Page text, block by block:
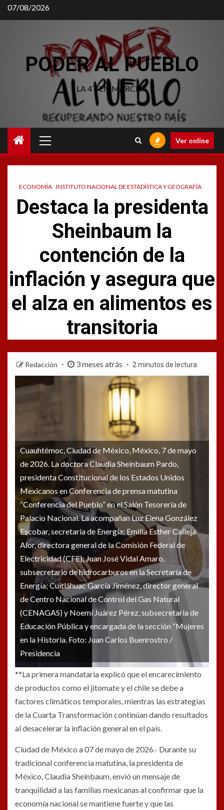
Saltar
al
07/08/2026
PODER AL PUEBLO
LA 4T EN MARCHA
principal
Ver online
ECONOMÍA INSTITUTO NACIONAL DE ESTADÍSTICA Y GEOGRAFÍA
Destaca la presidenta
Sheinbaum la
contención de la
inflación y asegura que
el alza en alimentos es
transitoria
Redacción 3 meses atrás 2 minutos de lectura
Cuauhtémoc, Ciudad de México, México, 7 de mayo
de 2026. La doctora Claudia Sheinbaum Pardo,
presidenta Constitucional de los Estados Unidos
Mexicanos en Conferencia de prensa matutina
“Conferencia del Pueblo” en el Salón Tesorería de
Palacio Nacional. La acompañan Luz Elena González
Escobar, secretaria de Energía; Emilia Esther Calleja
Alor, directora general de la Comisión Federal de
Electricidad (CFE); Juan José Vidal Amaro,
subsecretario de hidrocarburos en la Secretaría de
Energía; Cuitláhuac García Jiménez, director general
de Centro Nacional de Control del Gas Natural
(CENAGAS) y Noemí Juárez Pérez, subsecretaria de
Educación Pública y encargada de la sección “Mujeres
en la Historia. Foto: Juan Carlos Buenrostro /
Presidencia
**La primera mandataria explicó que el encarecimiento
de productos como el jitomate y el chile se debe a
factores climáticos temporales, mientras las estrategias
de la Cuarta Transformación continúan dando resultados
al desacelerar la inflación general en el país.
Ciudad de México a 07 de mayo de 2026.- Durante su
tradicional conferencia matutina, la presidenta de
México, Claudia Sheinbaum, envió un mensaje de
tranquilidad a las familias mexicanas al confirmar que la
economía nacional se mantiene fuerte y que las